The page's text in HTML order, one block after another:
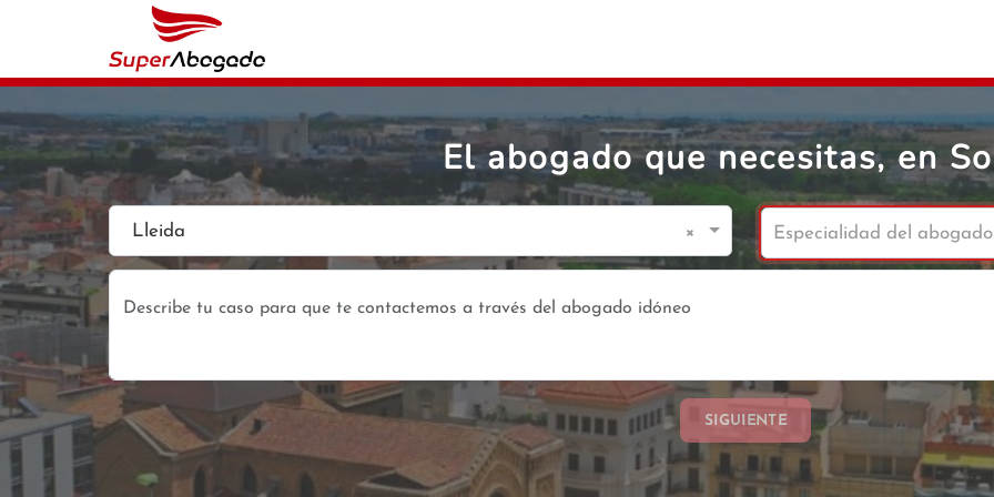
El abogado que necesitas, en
Lleida × Especialidad del abogado
SIGUIENTE